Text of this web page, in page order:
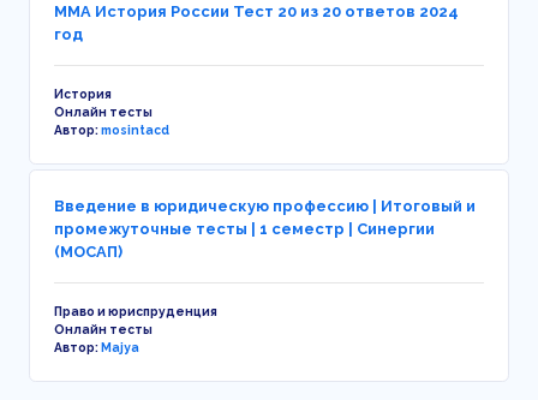
ММА История России Тест 20 из 20 ответов 2024
год
История
Онлайн тесты
Автор:mosintacd
Введение в юридическую профессию | Итоговый и
промежуточные тесты | 1 семестр | Синергии
(МОСАП)
Право и юриспруденция
Онлайн тесты
Автор:Majya